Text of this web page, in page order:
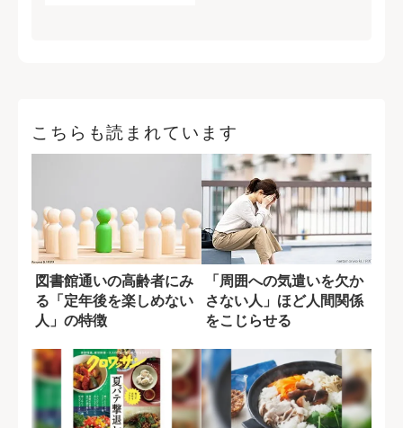
こちらも読まれています
図書館通いの高齢者にみ
る「定年後を楽しめない
人」の特徴
「周囲への気遣いを欠か
さない人」ほど人間関係
をこじらせる